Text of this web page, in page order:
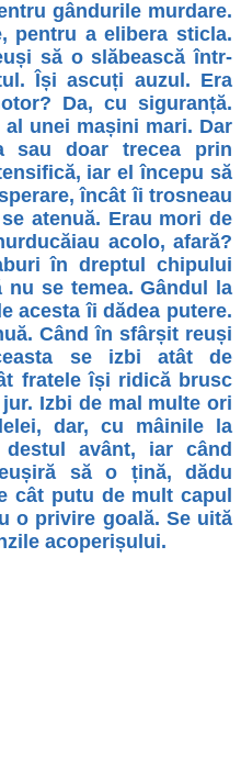
gândurile murdare.
pentru a elibera sticla.
să o slăbească într-
Își ascuți auzul. Era
Da, cu siguranță.
unei mașini mari. Dar
sau doar trecea prin
iar el începu să
încât îi trosneau
atenuă. Erau mori de
acolo, afară?
în dreptul chipului
nu se temea. Gândul la
acesta îi dădea putere.
Când în sfârșit reuși
se izbi atât de
fratele își ridică brusc
Izbi de mal multe ori
dar, cu mâinile la
avânt, iar când
să o țină, dădu
cât putu de mult capul
o privire goală. Se uită
acoperișului.